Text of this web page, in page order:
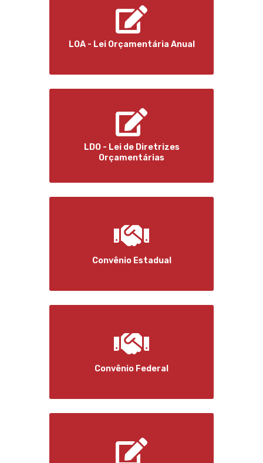
LOA - Lei Orçamentária Anual
LDO - Lei de Diretrizes
Orçamentárias
Convênio Estadual
Convênio Federal